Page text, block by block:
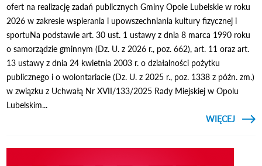
ofert na realizację zadań publicznych Gminy Opole Lubelskie w roku
2026 w zakresie wspierania i upowszechniania kultury fizycznej i
sportuNa podstawie art. 30 ust. 1 ustawy z dnia 8 marca 1990 roku
o samorządzie gminnym (Dz. U. z 2026 r., poz. 662), art. 11 oraz art.
13 ustawy z dnia 24 kwietnia 2003 r. o działalności pożytku
publicznego i o wolontariacie (Dz. U. z 2025 r., poz. 1338 z późn. zm.)
w związku z Uchwałą Nr XVII/133/2025 Rady Miejskiej w Opolu
Lubelskim...
CZYTAJ
WIĘCEJ